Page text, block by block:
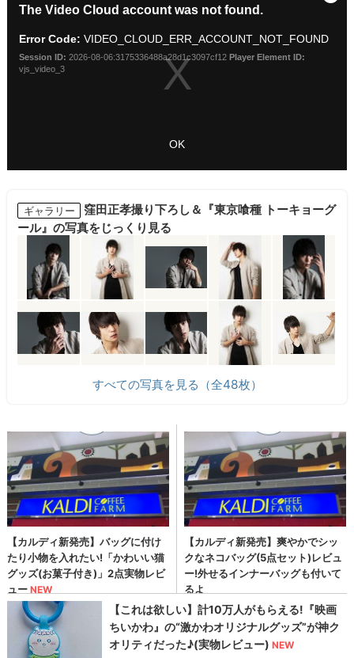
ギャラリー
窪田正孝撮り下ろし＆『東京喰種 トーキョーグ
ール』の写真をじっくり見る
すべての写真を見る（全48枚）